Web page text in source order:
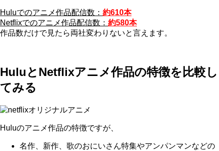
Huluでのアニメ作品配信数： 約610本
Netflixでのアニメ作品配信数： 約580本
作品数だけで見たら両社変わりないと言えます。
HuluとNetflixアニメ作品の特徴を比較し
てみる
Huluのアニメ作品の特徴ですが、
名作、新作、歌のおにいさん特集やアンパンマンなどの